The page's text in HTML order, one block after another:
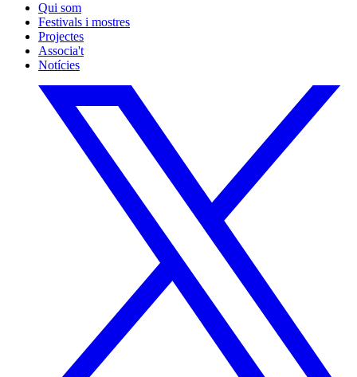
Qui som
Festivals i mostres
Projectes
Associa't
Notícies